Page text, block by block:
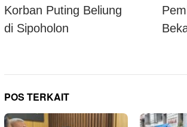
Korban Puting Beliung
di Sipoholon
POS TERKAIT